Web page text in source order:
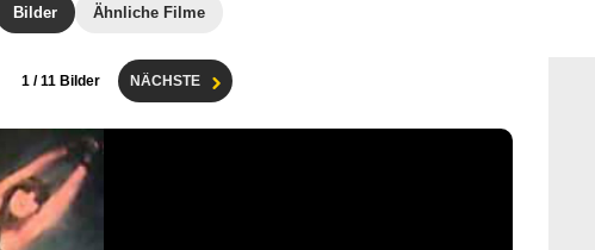
Bilder Ähnliche Filme
1 / 11 Bilder NÄCHSTE